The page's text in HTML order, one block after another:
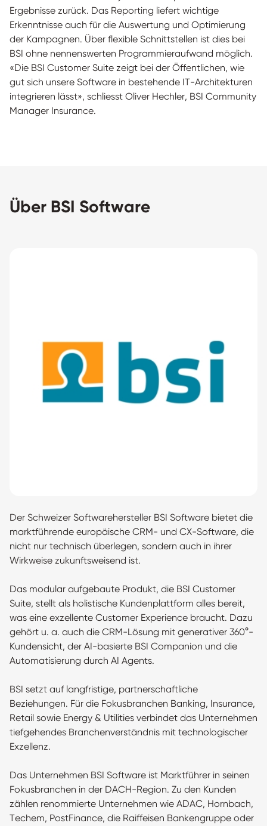
Ergebnisse zurück. Das Reporting liefert wichtige
Erkenntnisse auch für die Auswertung und Optimierung
der Kampagnen. Über flexible Schnittstellen ist dies bei
BSI ohne nennenswerten Programmieraufwand möglich.
«Die BSI Customer Suite zeigt bei der Öffentlichen, wie
gut sich unsere Software in bestehende IT-Architekturen
integrieren lässt», schliesst Oliver Hechler, BSI Community
Manager Insurance.
Über BSI Software
Der Schweizer Softwarehersteller BSI Software bietet die
marktführende europäische CRM- und CX-Software, die
nicht nur technisch überlegen, sondern auch in ihrer
Wirkweise zukunftsweisend ist.
Das modular aufgebaute Produkt, die BSI Customer
Suite, stellt als holistische Kundenplattform alles bereit,
was eine exzellente Customer Experience braucht. Dazu
gehört u. a. auch die CRM-Lösung mit generativer 360°-
Kundensicht, der AI-basierte BSI Companion und die
Automatisierung durch AI Agents.
BSI setzt auf langfristige, partnerschaftliche
Beziehungen. Für die Fokusbranchen Banking, Insurance,
Retail sowie Energy & Utilities verbindet das Unternehmen
tiefgehendes Branchenverständnis mit technologischer
Exzellenz.
Das Unternehmen BSI Software ist Marktführer in seinen
Fokusbranchen in der DACH-Region. Zu den Kunden
zählen renommierte Unternehmen wie ADAC, Hornbach,
Techem, PostFinance, die Raiffeisen Bankengruppe oder